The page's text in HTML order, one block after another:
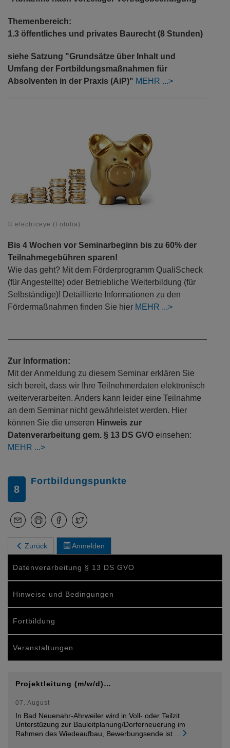
Themenbereich:
1.3 öffentliches und privates Baurecht (8 Stunden)
siehe Satzung "Grundsätze über Inhalt und
Umfang der Fortbildungsmaßnahmen für
Absolventen in der Praxis (AiP)" MEHR
© electriceye (Fotolia)
Bis 4 Wochen vor Seminarbeginn bis zu 60% der
Teilnahmegebühren sparen!
Wie das geht? Mit dem Förderprogramm QualiScheck
(für Angestellte) oder Betriebliche Weiterbildung (für
Selbständige)! Detaillierte Informationen zu den
Fördermaßnahmen finden Sie hier MEHR
Zur Information:
Mit der Anmeldung zu diesem Seminar erklären Sie
sich bereit, dass wir Ihre Teilnehmerdaten elektronisch
weiterverarbeiten. Anders kann leider eine Teilnahme
an dem Seminar nicht gewährleistet werden. Hier
können Sie die unseren Hinweis zur
Datenverarbeitung gem. § 13 DS GVO einsehen:
MEHR
8
Fortbildungspunkte
Zurück Anmelden
Datenverarbeitung § 13 DS GVO
Hinweise und Bedingungen
Fortbildung
Veranstaltungen
Projektleitung (m/w/d)…
07. August
In Bad Neuenahr-Ahrweiler wird in Voll- oder Teilzit
Unterstüzung zur Bauleitplanung/Dorferneuerung im
Rahmen des Wiedeaufbau, Bewerbungsende ist ...